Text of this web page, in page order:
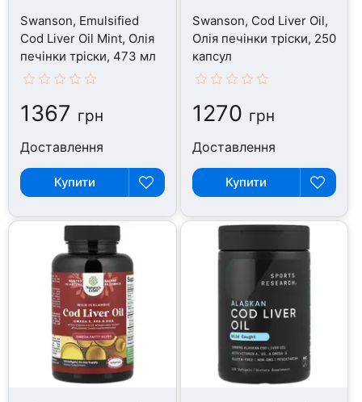
Swanson, Emulsified
Cod Liver Oil Mint, Олія
печінки тріски, 473 мл
1367 грн
Доставлення
Купити
Swanson, Cod Liver Oil,
Олія печінки тріски, 250
капсул
1270 грн
Доставлення
Купити